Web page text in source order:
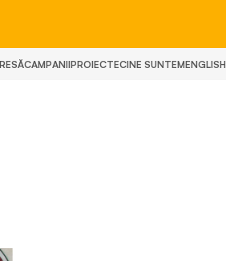
CAMPANIIPROIECTECINE SUNTEMENGLISH